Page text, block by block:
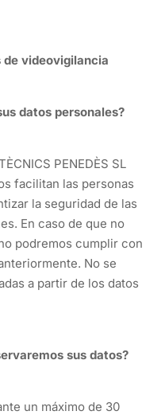
videovigilancia
datos personales?
PENEDÈS SL
facilitan las personas
la seguridad de las
En caso de que no
podremos cumplir con
No se
a partir de los datos
sus datos?
un máximo de 30